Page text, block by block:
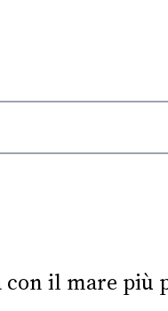
con il mare più